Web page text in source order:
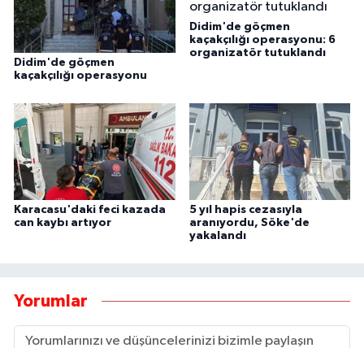
Didim'de göçmen
kaçakçılığı operasyonu
Didim'de göçmen
kaçakçılığı operasyonu: 6
organizatör tutuklandı
Karacasu'daki feci kazada
can kaybı artıyor
5 yıl hapis cezasıyla
aranıyordu, Söke'de
yakalandı
Yorumlar